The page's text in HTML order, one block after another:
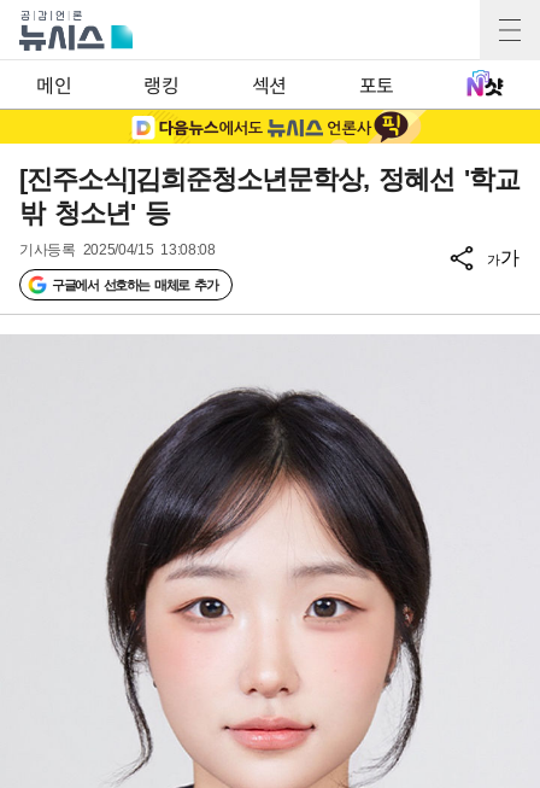
메인 랭킹 섹션 포토
[진주소식]김희준청소년문학상, 정혜선 '학교
밖 청소년' 등
기사등록 2025/04/15 13:08:08
구글에서 선호하는 매체로 추가
가가